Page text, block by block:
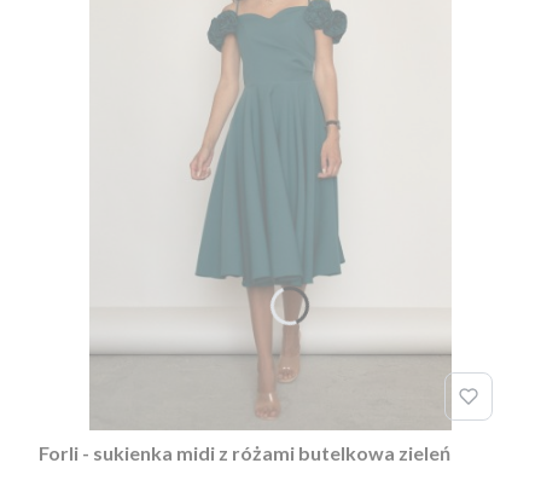
Forli - sukienka midi z różami butelkowa zieleń